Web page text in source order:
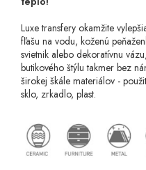
Luxe transfery okamžite
fľašu na vodu, koženú
svietnik alebo dekoratívnu
butikového štýlu takmer bez
širokej škále materiálov -
sklo, zrkadlo, plast.